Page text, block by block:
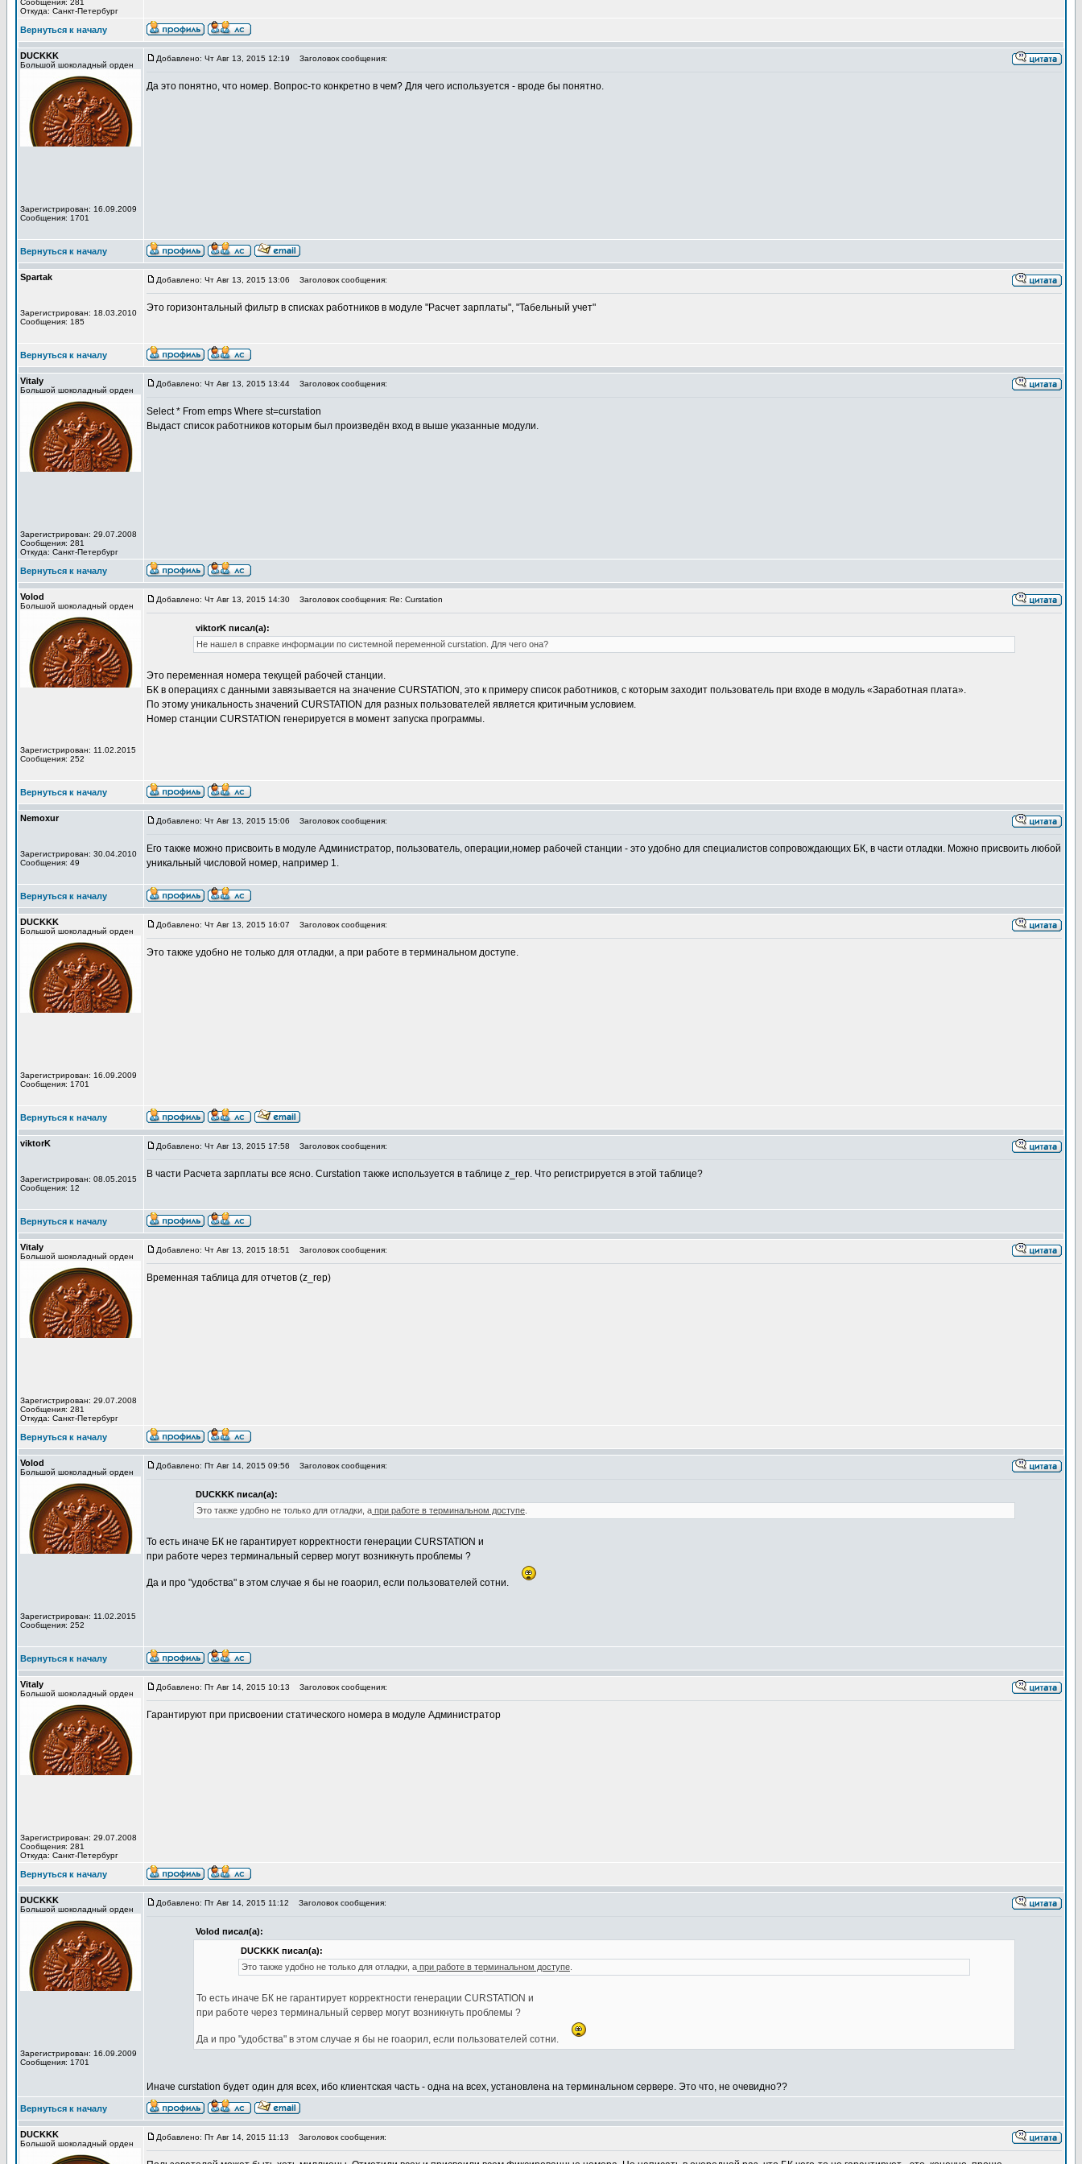
Сообщения: 281
Откуда: Санкт-Петербург
Вернуться к началу
DUCKKK
Большой шоколадный орден
Зарегистрирован: 16.09.2009
Сообщения: 1701
Добавлено: Чт Авг 13, 2015 12:19 Заголовок сообщения:
Да это понятно, что номер. Вопрос-то конкретно в чем? Для чего используется - вроде бы понятно.
Вернуться к началу
Spartak
Зарегистрирован: 18.03.2010
Сообщения: 185
Добавлено: Чт Авг 13, 2015 13:06 Заголовок сообщения:
Это горизонтальный фильтр в списках работников в модуле "Расчет зарплаты", "Табельный учет"
Вернуться к началу
Vitaly
Большой шоколадный орден
Зарегистрирован: 29.07.2008
Сообщения: 281
Откуда: Санкт-Петербург
Добавлено: Чт Авг 13, 2015 13:44 Заголовок сообщения:
Select * From emps Where st=curstation
Выдаст список работников которым был произведён вход в выше указанные модули.
Вернуться к началу
Volod
Большой шоколадный орден
Зарегистрирован: 11.02.2015
Сообщения: 252
Добавлено: Чт Авг 13, 2015 14:30 Заголовок сообщения: Re: Curstation
viktorK писал(а):
Не нашел в справке информации по системной переменной curstation. Для чего она?
Это переменная номера текущей рабочей станции.
БК в операциях с данными завязывается на значение CURSTATION, это к примеру список работников, с которым заходит пользователь при входе в модуль «Заработная плата».
По этому уникальность значений CURSTATION для разных пользователей является критичным условием.
Номер станции CURSTATION генерируется в момент запуска программы.
Вернуться к началу
Nemoxur
Зарегистрирован: 30.04.2010
Сообщения: 49
Добавлено: Чт Авг 13, 2015 15:06 Заголовок сообщения:
Его также можно присвоить в модуле Администратор, пользователь, операции,номер рабочей станции - это удобно для специалистов сопровождающих БК, в части отладки. Можно присвоить любой
уникальный числовой номер, например 1.
Вернуться к началу
DUCKKK
Большой шоколадный орден
Зарегистрирован: 16.09.2009
Сообщения: 1701
Добавлено: Чт Авг 13, 2015 16:07 Заголовок сообщения:
Это также удобно не только для отладки, а при работе в терминальном доступе.
Вернуться к началу
viktorK
Зарегистрирован: 08.05.2015
Сообщения: 12
Добавлено: Чт Авг 13, 2015 17:58 Заголовок сообщения:
В части Расчета зарплаты все ясно. Curstation также используется в таблице z_rep. Что регистрируется в этой таблице?
Вернуться к началу
Vitaly
Большой шоколадный орден
Зарегистрирован: 29.07.2008
Сообщения: 281
Откуда: Санкт-Петербург
Добавлено: Чт Авг 13, 2015 18:51 Заголовок сообщения:
Временная таблица для отчетов (z_rep)
Вернуться к началу
Volod
Большой шоколадный орден
Зарегистрирован: 11.02.2015
Сообщения: 252
Добавлено: Пт Авг 14, 2015 09:56 Заголовок сообщения:
DUCKKK писал(а):
Это также удобно не только для отладки, а при работе в терминальном доступе
То есть иначе БК не гарантирует корректности генерации CURSTATION и
при работе через терминальный сервер могут возникнуть проблемы ?
Да и про "удобства" в этом случае я бы не гоаорил, если пользователей сотни.
Вернуться к началу
Vitaly
Большой шоколадный орден
Зарегистрирован: 29.07.2008
Сообщения: 281
Откуда: Санкт-Петербург
Добавлено: Пт Авг 14, 2015 10:13 Заголовок сообщения:
Гарантируют при присвоении статического номера в модуле Администратор
Вернуться к началу
DUCKKK
Большой шоколадный орден
Зарегистрирован: 16.09.2009
Сообщения: 1701
Добавлено: Пт Авг 14, 2015 11:12 Заголовок сообщения:
Volod писал(а):
DUCKKK писал(а):
Это также удобно не только для отладки, а при работе в терминальном доступе
То есть иначе БК не гарантирует корректности генерации CURSTATION и
при работе через терминальный сервер могут возникнуть проблемы ?
Да и про "удобства" в этом случае я бы не гоаорил, если пользователей сотни.
Иначе curstation будет один для всех, ибо клиентская часть - одна на всех, установлена на терминальном сервере. Это что, не очевидно??
Вернуться к началу
DUCKKK
Большой шоколадный орден
Добавлено: Пт Авг 14, 2015 11:13 Заголовок сообщения: